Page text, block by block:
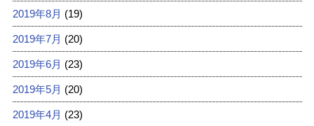
2019年8月 (19)
2019年7月 (20)
2019年6月 (23)
2019年5月 (20)
2019年4月 (23)